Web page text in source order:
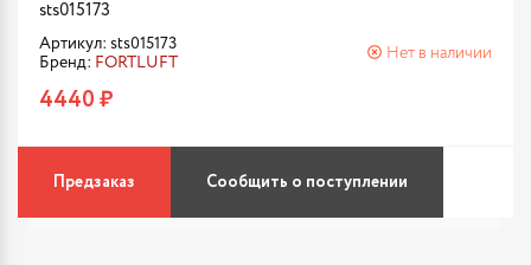
sts015173
Артикул: sts015173
Бренд: FORTLUFT
Нет в наличии
4440 ₽
Предзаказ Сообщить о поступлении